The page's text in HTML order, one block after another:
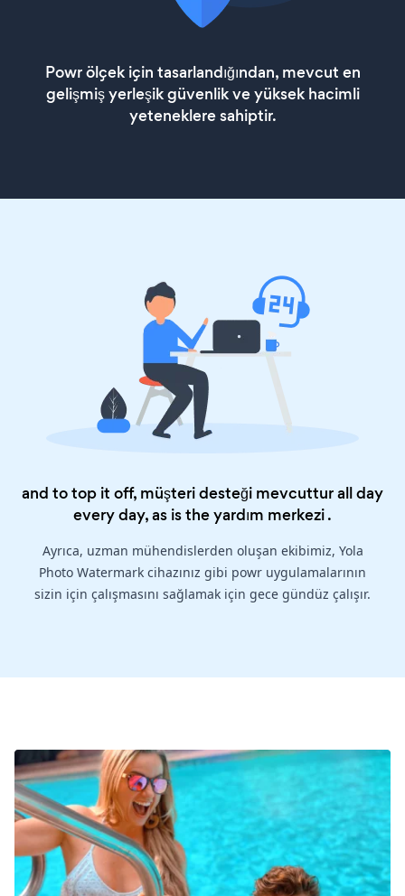
Powr ölçek için tasarlandığından, mevcut en
gelişmiş yerleşik güvenlik ve yüksek hacimli
yeteneklere sahiptir.
and to top it off, müşteri desteği mevcuttur all day
every day, as is theyardım merkezi.
Ayrıca, uzman mühendislerden oluşan ekibimiz, Yola
Photo Watermark cihazınız gibi powr uygulamalarının
sizin için çalışmasını sağlamak için gece gündüz çalışır.